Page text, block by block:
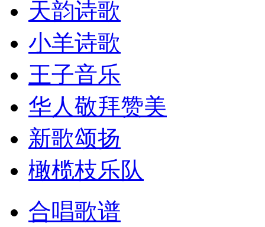
天韵诗歌
小羊诗歌
王子音乐
华人敬拜赞美
新歌颂扬
橄榄枝乐队
合唱歌谱